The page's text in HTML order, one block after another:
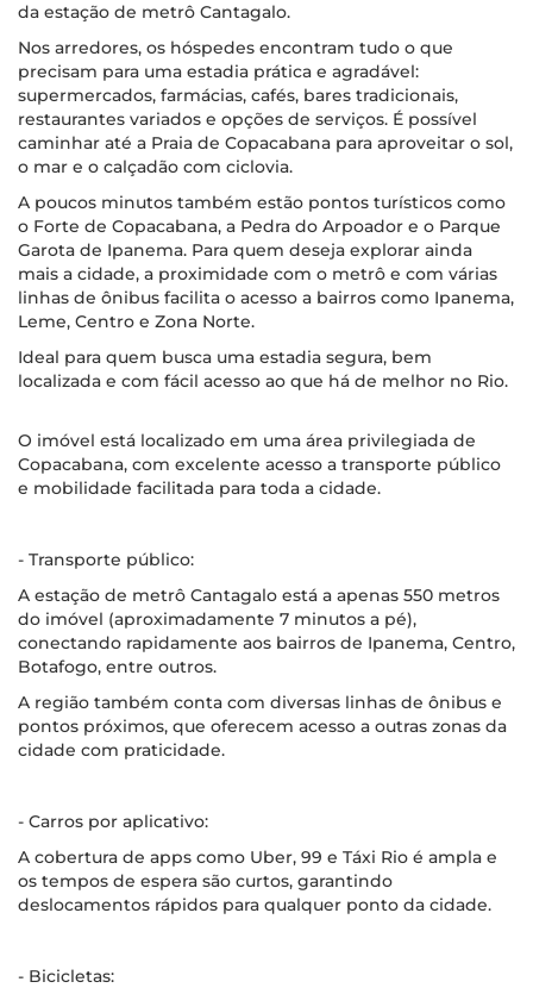
da estação de metrô Cantagalo.
Nos arredores, os hóspedes encontram tudo o que
precisam para uma estadia prática e agradável:
supermercados, farmácias, cafés, bares tradicionais,
restaurantes variados e opções de serviços. É possível
caminhar até a Praia de Copacabana para aproveitar o sol,
o mar e o calçadão com ciclovia.
A poucos minutos também estão pontos turísticos como
o Forte de Copacabana, a Pedra do Arpoador e o Parque
Garota de Ipanema. Para quem deseja explorar ainda
mais a cidade, a proximidade com o metrô e com várias
linhas de ônibus facilita o acesso a bairros como Ipanema,
Leme, Centro e Zona Norte.
Ideal para quem busca uma estadia segura, bem
localizada e com fácil acesso ao que há de melhor no Rio.
O imóvel está localizado em uma área privilegiada de
Copacabana, com excelente acesso a transporte público
e mobilidade facilitada para toda a cidade.
- Transporte público:
A estação de metrô Cantagalo está a apenas 550 metros
do imóvel (aproximadamente 7 minutos a pé),
conectando rapidamente aos bairros de Ipanema, Centro,
Botafogo, entre outros.
A região também conta com diversas linhas de ônibus e
pontos próximos, que oferecem acesso a outras zonas da
cidade com praticidade.
- Carros por aplicativo:
A cobertura de apps como Uber, 99 e Táxi Rio é ampla e
os tempos de espera são curtos, garantindo
deslocamentos rápidos para qualquer ponto da cidade.
- Bicicletas: